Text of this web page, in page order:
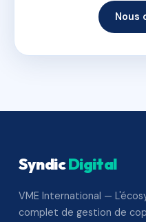
Nous
SyndicDigital
VME International —
complet de gestion de